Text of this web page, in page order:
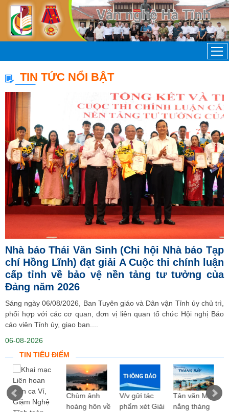
TIN TỨC NỔI BẬT
Nhà báo Thái Văn Sinh (Chi hội Nhà báo Tạp
chí Hồng Lĩnh) đạt giải A Cuộc thi chính luận
cấp tỉnh về bảo vệ nền tảng tư tưởng của
Đảng năm 2026
Sáng ngày 06/08/2026, Ban Tuyên giáo và Dân vận Tỉnh ủy chủ trì,
phối hợp với các cơ quan, đơn vị liên quan tổ chức Hội nghị Báo
cáo viên Tỉnh ủy, giao ban....
06-08-2026
TIN TIÊU ĐIỂM
Chùm ảnh
hoàng hôn về
V/v gửi tác
phẩm xét Giải
Tản văn Mùa
nắng tháng